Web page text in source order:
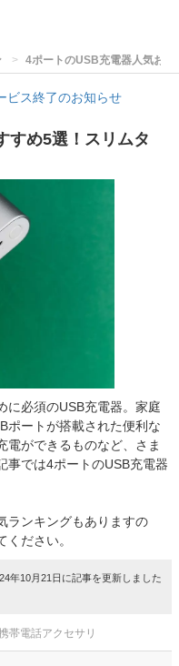
4ポートのUSB充電器人気お
ビス終了のお知らせ
すめ5選！スリムタ
に必須のUSB充電器。家庭
ポートが搭載された便利な
電ができるものなど、さま
事では4ポートのUSB充電器
ランキングもありますの
ださい。
年10月21日に記事を更新しました
帯電話アクセサリ